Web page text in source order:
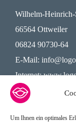
Um Ihnen ein optimales
Wilhelm-Heinrich-
66564 Ottweiler
06824 90730-64
E-Mail:
Internet:
RECHTLICHES